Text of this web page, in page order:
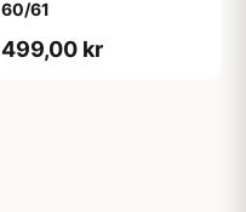
60/61
499,00 kr